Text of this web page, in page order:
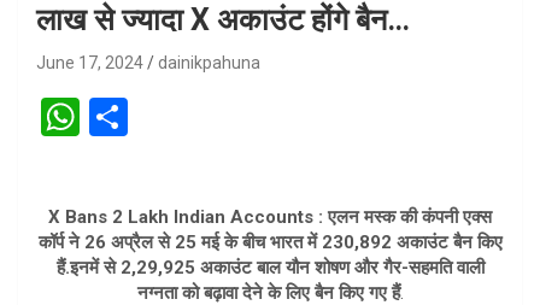
लाख से ज्यादा X अकाउंट होंगे बैन…
June 17, 2024 dainikpahuna
W
s
A
e
X Bans 2 Lakh Indian Accounts : एलन मस्क की कंपनी एक्स
कॉर्प ने 26 अप्रैल से 25 मई के बीच भारत में 230,892 अकाउंट बैन किए
हैं.इनमें से 2,29,925 अकाउंट बाल यौन शोषण और गैर-सहमति वाली
नग्नता को बढ़ावा देने के लिए बैन किए गए हैं.